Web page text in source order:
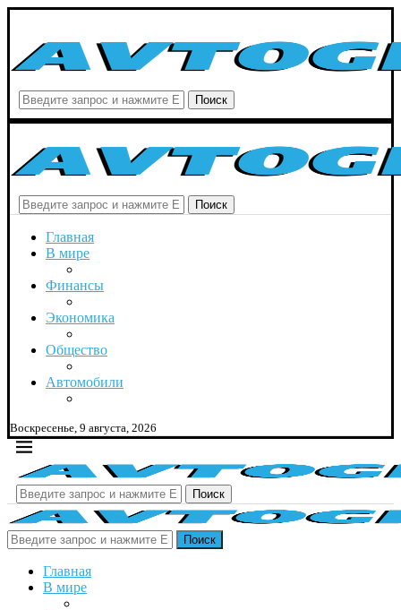
Поиск
Поиск
Главная
В мире
Финансы
Экономика
Общество
Автомобили
Воскресенье, 9 августа, 2026
Поиск
Поиск
Главная
В мире